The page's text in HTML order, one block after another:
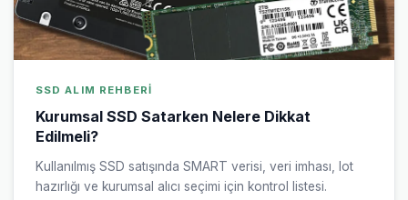
SSD ALIM REHBERI
Kurumsal SSD Satarken Nelere Dikkat
Edilmeli?
Kullanılmış SSD satışında SMART verisi, veri imhası, lot
hazırlığı ve kurumsal alıcı seçimi için kontrol listesi.